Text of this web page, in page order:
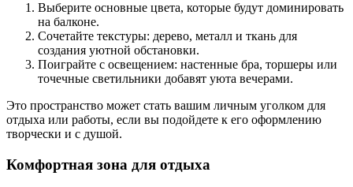
Выберите основные цвета, которые будут доминировать
на балконе.
Сочетайте текстуры: дерево, металл и ткань для
создания уютной обстановки.
Поиграйте с освещением: настенные бра, торшеры или
точечные светильники добавят уюта вечерами.
Это пространство может стать вашим личным уголком для
отдыха или работы, если вы подойдете к его оформлению
творчески и с душой.
Комфортная зона для отдыха